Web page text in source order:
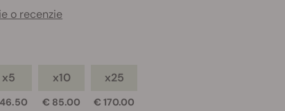
o recenzie
x5 x10
€ 85.00
x25
€ 170.00